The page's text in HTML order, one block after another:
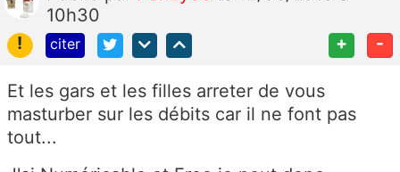
10h30
!
citer + -
Et les gars et les filles arreter de vous
masturber sur les débits car il ne font pas
tout...